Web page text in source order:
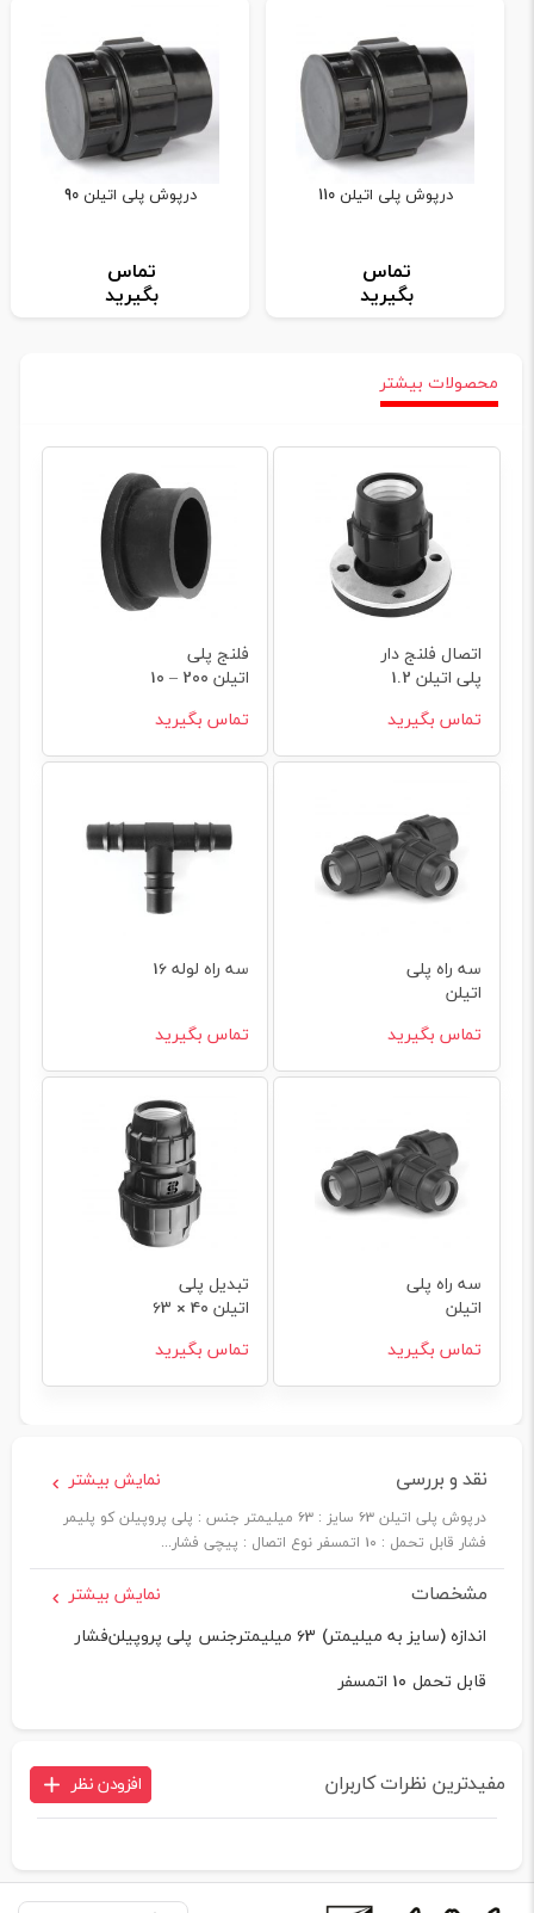
درپوش پلی اتیلن 110
تماس
بگیرید
درپوش پلی اتیلن 90
تماس
بگیرید
محصولات بیشتر
اتصال فلنج دار
پلی اتیلن 1.2
تماس بگیرید
فلنج پلی
اتیلن 200 – 10
تماس بگیرید
سه راه پلی
اتیلن
تماس بگیرید
سه راه لوله 16
تماس بگیرید
سه راه پلی
اتیلن
تماس بگیرید
تبدیل پلی
اتیلن 40 × 63
تماس بگیرید
نقد و بررسی نمایش بیشتر
درپوش پلی اتیلن 63 سایز : 63 میلیمتر جنس : پلی پروپیلن کو پلیمر
فشار قابل تحمل : 10 اتمسفر نوع اتصال : پیچی فشار...
مشخصات
نمایش بیشتر
اندازه (سایز به میلیمتر) 63 میلیمتر جنس پلی پروپیلنفشار
قابل تحمل 10 اتمسفر
مفیدترین نظرات کاربران افزودن نظر